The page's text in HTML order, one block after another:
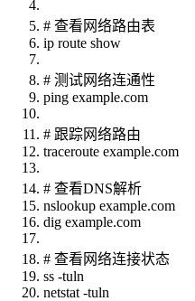
# 查看网络路由表
ip route show
# 测试网络连通性
ping example.com
# 跟踪网络路由
traceroute example.com
# 查看DNS解析
nslookup example.com
dig example.com
# 查看网络连接状态
ss -tuln
netstat -tuln